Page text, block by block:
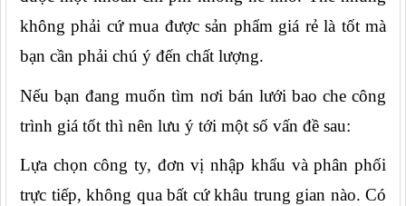
không phải cứ mua được sản phẩm giá rẻ là tốt mà
bạn cần phải chú ý đến chất lượng.
Nếu bạn đang muốn tìm nơi bán lưới bao che công
trình giá tốt thì nên lưu ý tới một số vấn đề sau:
Lựa chọn công ty, đơn vị nhập khẩu và phân phối
trực tiếp, không qua bất cứ khâu trung gian nào. Có